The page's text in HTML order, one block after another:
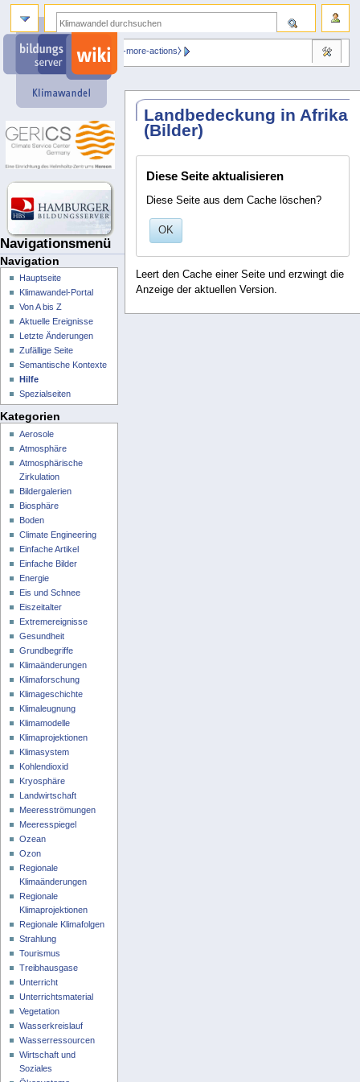
Landbedeckung in Afrika
(Bilder)
Diese Seite aktualisieren
Diese Seite aus dem Cache löschen?
OK
Leert den Cache einer Seite und erzwingt die
Anzeige der aktuellen Version.
Navigationsmenü
⧼dbsskin-more-actions⧽
Navigation
Hauptseite
Klimawandel-Portal
Von A bis Z
Aktuelle Ereignisse
Letzte Änderungen
Zufällige Seite
Semantische Kontexte
Hilfe
Spezialseiten
Kategorien
Aerosole
Atmosphäre
Atmosphärische
Zirkulation
Bildergalerien
Biosphäre
Boden
Climate Engineering
Einfache Artikel
Einfache Bilder
Energie
Eis und Schnee
Eiszeitalter
Extremereignisse
Gesundheit
Grundbegriffe
Klimaänderungen
Klimaforschung
Klimageschichte
Klimaleugnung
Klimamodelle
Klimaprojektionen
Klimasystem
Kohlendioxid
Kryosphäre
Landwirtschaft
Meeresströmungen
Meeresspiegel
Ozean
Ozon
Regionale
Klimaänderungen
Regionale
Klimaprojektionen
Regionale Klimafolgen
Strahlung
Tourismus
Treibhausgase
Unterricht
Unterrichtsmaterial
Vegetation
Wasserkreislauf
Wasserressourcen
Wirtschaft und
Soziales